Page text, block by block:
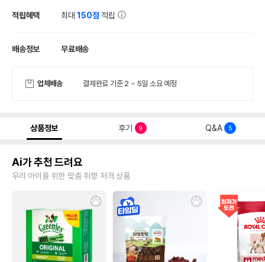
적립혜택 최대150점 적립
배송정보 무료배송
업체배송 결제완료 기준 2 ~ 5일 소요 예정
상품정보 후기 9 Q&A 5
Ai가 추천 드려요
우리 아이를 위한 맞춤 취향 저격 상품